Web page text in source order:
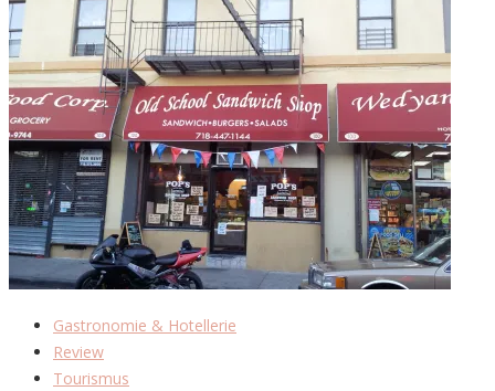
Gastronomie & Hotellerie
Review
Tourismus